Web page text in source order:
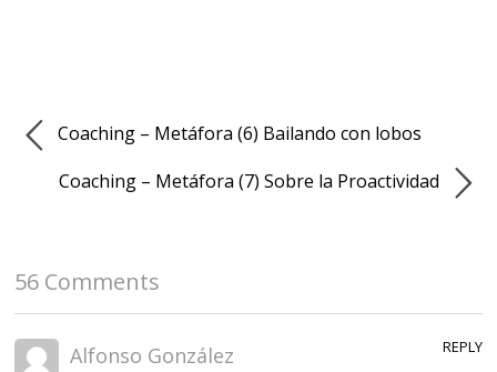
Coaching – Metáfora (6) Bailando con lobos
Coaching – Metáfora (7) Sobre la Proactividad
56 Comments
Alfonso González REPLY